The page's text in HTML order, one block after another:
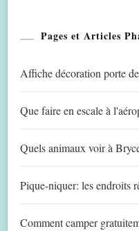
Pages et Articles
Affiche décoration porte
Que faire en escale à
Quels animaux voir à
Pique-niquer: les endroits
Comment camper